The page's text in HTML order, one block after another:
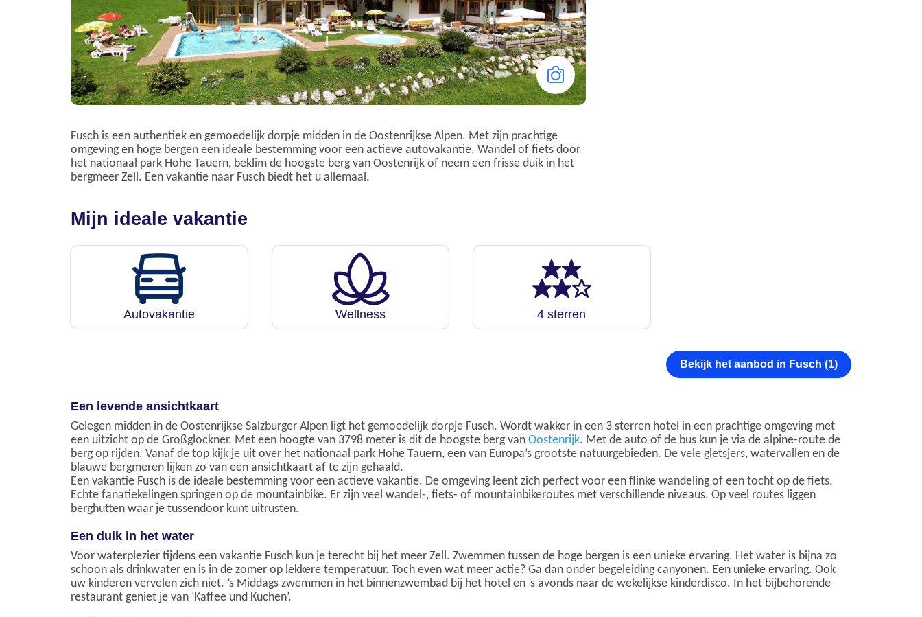
Fusch is een authentiek en gemoedelijk dorpje midden in de Oostenrijkse Alpen. Met zijn prachtige
omgeving en hoge bergen een ideale bestemming voor een actieve autovakantie. Wandel of fiets door
het nationaal park Hohe Tauern, beklim de hoogste berg van Oostenrijk of neem een frisse duik in het
bergmeer Zell. Een vakantie naar Fusch biedt het u allemaal.
Mijn ideale vakantie
Autovakantie Wellness 4 sterren
Bekijk het aanbod in Fusch (1)
Een levende ansichtkaart
Gelegen midden in de Oostenrijkse Salzburger Alpen ligt het gemoedelijk dorpje Fusch. Wordt wakker in een 3 sterren hotel in een prachtige omgeving met
een uitzicht op de Großglockner. Met een hoogte van 3798 meter is dit de hoogste berg van Oostenrijk. Met de auto of de bus kun je via de alpine-route de
berg op rijden. Vanaf de top kijk je uit over het nationaal park Hohe Tauern, een van Europa’s grootste natuurgebieden. De vele gletsjers, watervallen en de
blauwe bergmeren lijken zo van een ansichtkaart af te zijn gehaald.
Een vakantie Fusch is de ideale bestemming voor een actieve vakantie. De omgeving leent zich perfect voor een flinke wandeling of een tocht op de fiets.
Echte fanatiekelingen springen op de mountainbike. Er zijn veel wandel-, fiets- of mountainbikeroutes met verschillende niveaus. Op veel routes liggen
berghutten waar je tussendoor kunt uitrusten.
Een duik in het water
Voor waterplezier tijdens een vakantie Fusch kun je terecht bij het meer Zell. Zwemmen tussen de hoge bergen is een unieke ervaring. Het water is bijna zo
schoon als drinkwater en is in de zomer op lekkere temperatuur. Toch even wat meer actie? Ga dan onder begeleiding canyonen. Een unieke ervaring. Ook
uw kinderen vervelen zich niet. ’s Middags zwemmen in het binnenzwembad bij het hotel en ’s avonds naar de wekelijkse kinderdisco. In het bijbehorende
restaurant geniet je van ‘Kaffee und Kuchen’.